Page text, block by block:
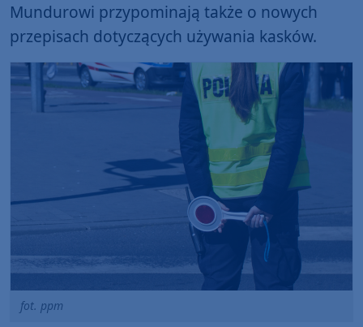
Mundurowi przypominają także o nowych
przepisach dotyczących używania kasków.
fot. ppm